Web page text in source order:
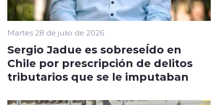
Martes 28 de julio de 2026
Sergio Jadue es sobreseÍdo en
Chile por prescripción de delitos
tributarios que se le imputaban